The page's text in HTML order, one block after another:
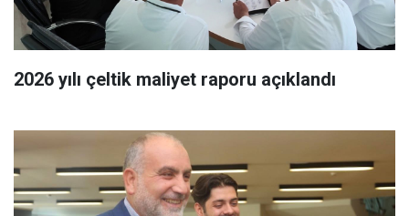
2026 yılı çeltik maliyet raporu açıklandı